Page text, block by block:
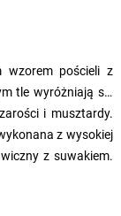
wzorem pościeli z
tle wyróżniają się
i musztardy.
z wysokiej
z suwakiem.